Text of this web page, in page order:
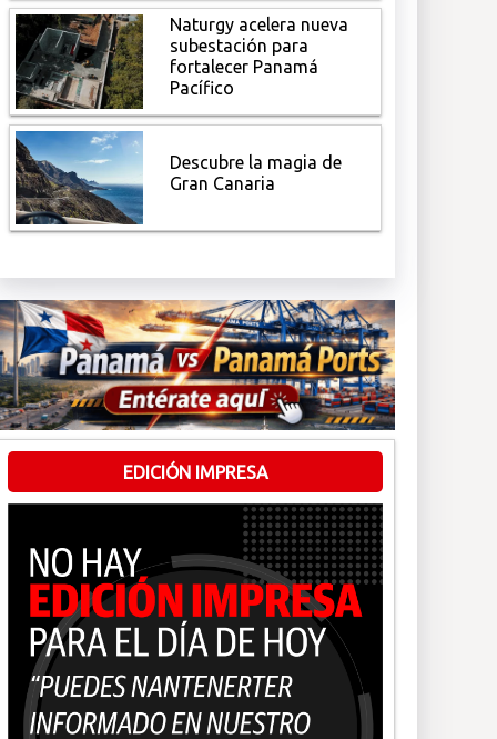
Naturgy acelera nueva
subestación para
fortalecer Panamá
Pacífico
Descubre la magia de
Gran Canaria
EDICIÓN IMPRESA